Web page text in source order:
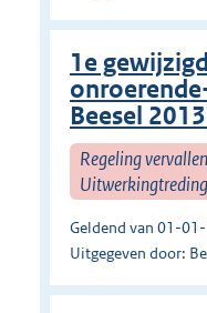
1e
Beesel
Regeling
Geldend van 01-
Uitgegeven door: